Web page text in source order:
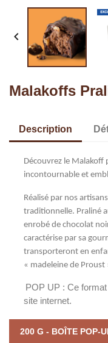

Malakoffs
Description
Découvrez le Malakoff
incontournable et
Réalisé par nos
traditionnelle. Praliné
enrobé de chocolat
caractérise par sa
transporteront en
« madeleine de Proust
POP UP : Ce
site internet.
200 G - BOÎTE POP-